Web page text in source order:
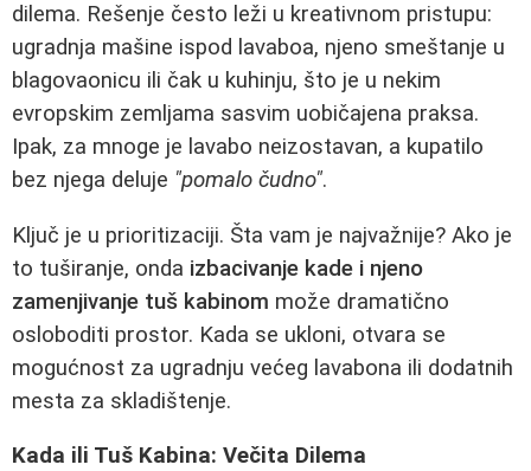
dilema. Rešenje često leži u kreativnom pristupu:
ugradnja mašine ispod lavaboa, njeno smeštanje u
blagovaonicu ili čak u kuhinju, što je u nekim
evropskim zemljama sasvim uobičajena praksa.
Ipak, za mnoge je lavabo neizostavan, a kupatilo
bez njega deluje "pomalo čudno".
Ključ je u prioritizaciji. Šta vam je najvažnije? Ako je
to tuširanje, onda izbacivanje kade i njeno
zamenjivanje tuš kabinom može dramatično
osloboditi prostor. Kada se ukloni, otvara se
mogućnost za ugradnju većeg lavabona ili dodatnih
mesta za skladištenje.
Kada ili Tuš Kabina: Večita Dilema